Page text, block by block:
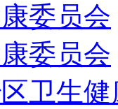
委员会
委员会
卫生